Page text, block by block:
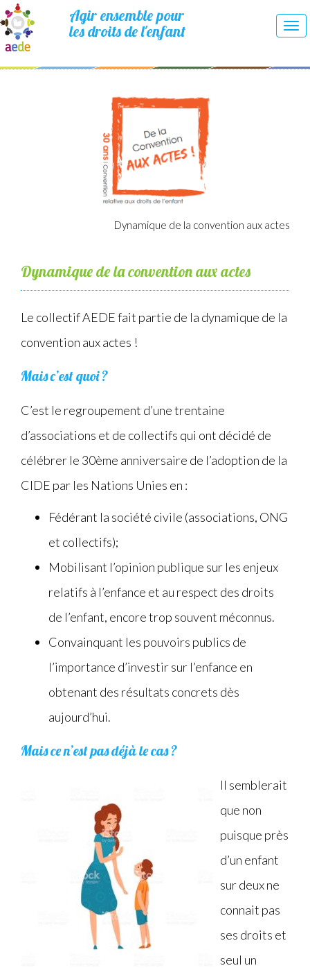
Agir ensemble pour
les droits de l'enfant
Dynamique de la convention aux actes
Dynamique de la convention aux actes
Le collectif AEDE fait partie de la dynamique de la
convention aux actes !
Mais c’est quoi ?
C’est le regroupement d’une trentaine
d’associations et de collectifs qui ont décidé de
célébrer le 30ème anniversaire de l’adoption de la
CIDE par les Nations Unies en :
Fédérant la société civile (associations, ONG
et collectifs);
Mobilisant l’opinion publique sur les enjeux
relatifs à l’enfance et au respect des droits
de l’enfant, encore trop souvent méconnus.
Convainquant les pouvoirs publics de
l’importance d’investir sur l’enfance en
obtenant des résultats concrets dès
aujourd’hui.
Mais ce n’est pas déjà le cas ?
Il semblerait
que non
puisque près
d’un enfant
sur deux ne
connait pas
ses droits et
seul un